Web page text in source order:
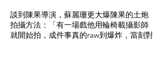
談到陳果導演，蘇麗珊更大爆陳果的土炮
拍攝方法：「有一場戲他用輪椅載攝影師
就開始拍，成件事真的raw到爆炸，當刻對